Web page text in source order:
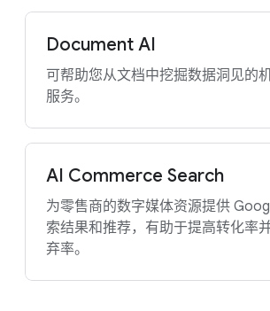
Document AI
可帮助您从文档中挖掘数据洞见的
服务。
AI Commerce Search
为零售商的数字媒体资源提供
索结果和推荐，有助于提高转化率
弃率。